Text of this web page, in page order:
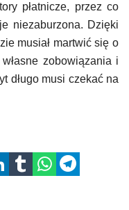
płatnicze, przez co
niezaburzona. Dzięki
musiał martwić się o
zobowiązania i
długo musi czekać na